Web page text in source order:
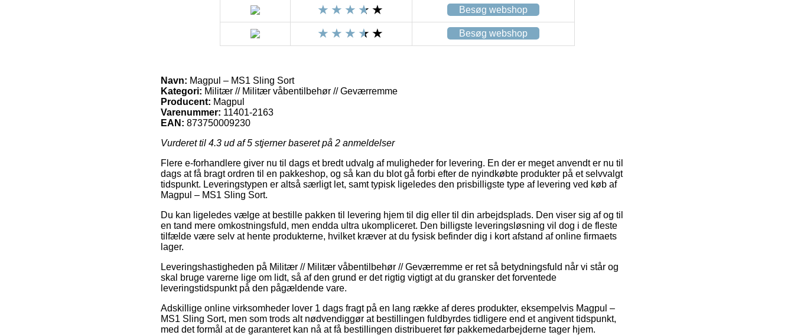
Besøg webshop
Besøg webshop
Navn: Magpul – MS1 Sling Sort
Kategori: Militær // Militær våbentilbehør // Geværremme
Producent: Magpul
Varenummer: 11401-2163
EAN: 873750009230
Vurderet til 4.3 ud af 5 stjerner baseret på 2 anmeldelser
Flere e-forhandlere giver nu til dags et bredt udvalg af muligheder for levering. En der er meget anvendt er nu til
dags at få bragt ordren til en pakkeshop, og så kan du blot gå forbi efter de nyindkøbte produkter på et selvvalgt
tidspunkt. Leveringstypen er altså særligt let, samt typisk ligeledes den prisbilligste type af levering ved køb af
Magpul – MS1 Sling Sort.
Du kan ligeledes vælge at bestille pakken til levering hjem til dig eller til din arbejdsplads. Den viser sig af og til
en tand mere omkostningsfuld, men endda ultra ukompliceret. Den billigste leveringsløsning vil dog i de fleste
tilfælde være selv at hente produkterne, hvilket kræver at du fysisk befinder dig i kort afstand af online firmaets
lager.
Leveringshastigheden på Militær // Militær våbentilbehør // Geværremme er ret så betydningsfuld når vi står og
skal bruge varerne lige om lidt, så af den grund er det rigtig vigtigt at du gransker det forventede
leveringstidspunkt på den pågældende vare.
Adskillige online virksomheder lover 1 dags fragt på en lang række af deres produkter, eksempelvis Magpul –
MS1 Sling Sort, men som trods alt nødvendiggør at bestillingen fuldbyrdes tidligere end et angivent tidspunkt,
med det formål at de garanteret kan nå at få bestillingen distribueret før pakkemedarbejderne tager hjem.